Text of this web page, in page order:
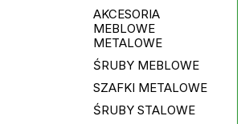
AKCESORIA
MEBLOWE
METALOWE
ŚRUBY MEBLOWE
SZAFKI METALOWE
ŚRUBY STALOWE